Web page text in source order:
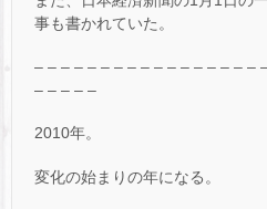
事も書かれていた。
– – – – – – – – – – – – – – – – –
– – – – –
2010年。
変化の始まりの年になる。